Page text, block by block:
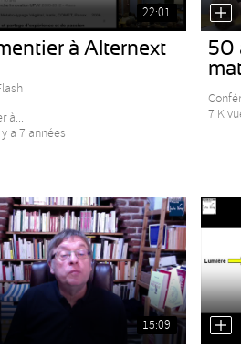
22:01
à Alternext
à...
y a 7 années
50
7 K
15:09